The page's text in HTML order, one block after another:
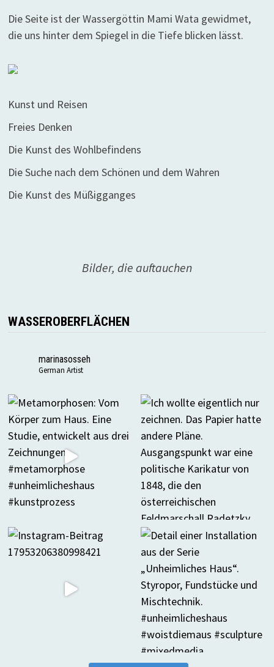
Die Seite ist der Wassergöttin Mami Wata gewidmet,
die uns hinter dem Spiegel in die Tiefe blicken lässt.
Kunst und Reisen
Freies Denken
Die Kunst des Wohlbefindens
Die Suche nach dem Schönen und dem Wahren
Die Kunst des Müßigganges
Bilder, die auftauchen
WASSEROBERFLÄCHEN
marinasosseh
German Artist